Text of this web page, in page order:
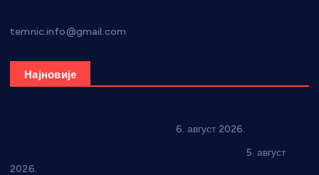
temnic.info@gmail.com
Најновије
6. август 2026.
5. август
2026.